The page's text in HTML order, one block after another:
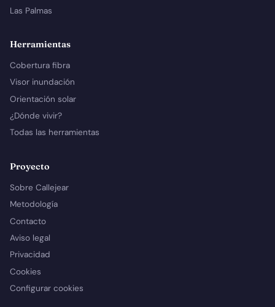
Las Palmas
Herramientas
Cobertura fibra
Visor inundación
Orientación solar
¿Dónde vivir?
Todas las herramientas
Proyecto
Sobre Callejear
Metodología
Contacto
Aviso legal
Privacidad
Cookies
Configurar cookies